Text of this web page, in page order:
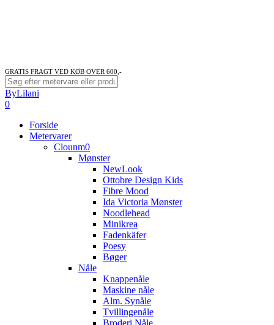
GRATIS FRAGT VED KØB OVER 600,-
Close
Search
ByLilani
search
account
0
Forside
Metervarer
Clounm0
Mønster
NewLook
Ottobre Design Kids
Fibre Mood
Ida Victoria Mønster
Noodlehead
Minikrea
Fadenkäfer
Poesy
Bøger
Nåle
Knappenåle
Maskine nåle
Alm. Synåle
Tvillingenåle
Broderi Nåle